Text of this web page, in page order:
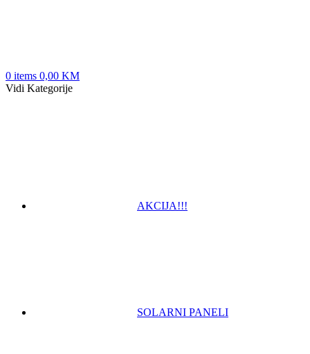
0 items 0,00 KM
Vidi Kategorije
AKCIJA!!!
SOLARNI PANELI